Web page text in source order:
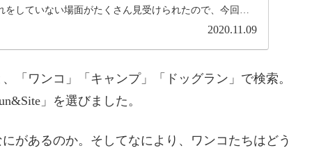
していない場面がたくさん見受けられたので、今回は
2020.11.09
「ワンコ」「キャンプ」「ドッグラン」で検索。
」を選びました。
があるのか。そしてなにより、ワンコたちはどう